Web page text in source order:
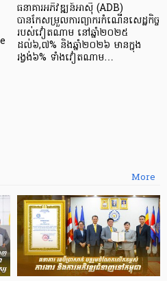
ធនាគារអភិវឌ្ឍន៍អាស៊ី (ADB)
បានកែសម្រួលការព្យាករកំណើនសេដ្ឋកិច្ច
របស់វៀតណាម នៅឆ្នាំ២០២៥
ដល់៦,៧% និងឆ្នាំ២០២៦ មានក្នុង
រង្វង់៦% ទាំងវៀតណាម…
More